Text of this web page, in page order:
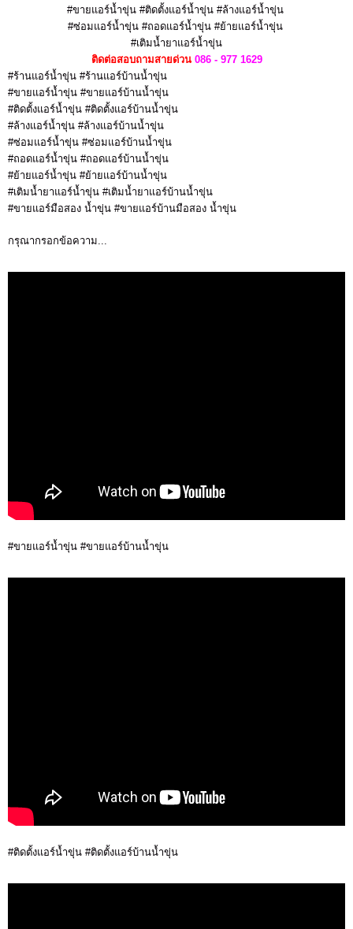
#ขายแอร์น้ำขุ่น #ติดตั้งแอร์น้ำขุ่น #ล้างแอร์น้ำขุ่น
#ซ่อมแอร์น้ำขุ่น #ถอดแอร์น้ำขุ่น #ย้ายแอร์น้ำขุ่น
#เติมน้ำยาแอร์น้ำขุ่น
ติดต่อสอบถามสายด่วน086 - 977 1629
#ร้านแอร์น้ำขุ่น #ร้านแอร์บ้านน้ำขุ่น
#ขายแอร์น้ำขุ่น #ขายแอร์บ้านน้ำขุ่น
#ติดตั้งแอร์น้ำขุ่น #ติดตั้งแอร์บ้านน้ำขุ่น
#ล้างแอร์น้ำขุ่น #ล้างแอร์บ้านน้ำขุ่น
#ซ่อมแอร์น้ำขุ่น #ซ่อมแอร์บ้านน้ำขุ่น
#ถอดแอร์น้ำขุ่น #ถอดแอร์บ้านน้ำขุ่น
#ย้ายแอร์น้ำขุ่น #ย้ายแอร์บ้านน้ำขุ่น
#เติมน้ำยาแอร์น้ำขุ่น #เติมน้ำยาแอร์บ้านน้ำขุ่น
#ขายแอร์มือสอง น้ำขุ่น #ขายแอร์บ้านมือสอง น้ำขุ่น
กรุณากรอกข้อความ...
#ขายแอร์น้ำขุ่น #ขายแอร์บ้านน้ำขุ่น
#ติดตั้งแอร์น้ำขุ่น #ติดตั้งแอร์บ้านน้ำขุ่น